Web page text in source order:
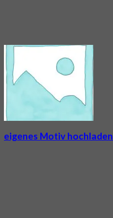
eigenes Motiv hochladen